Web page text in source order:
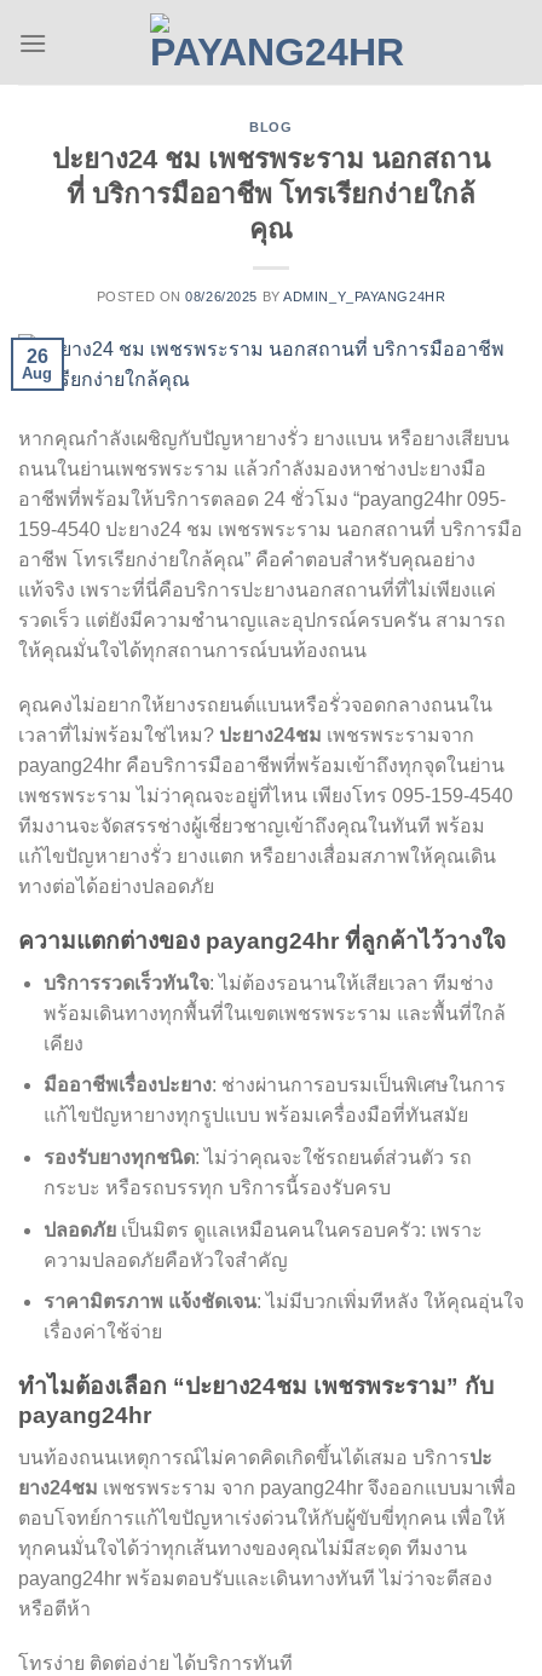
BLOG
ปะยาง24 ชม เพชรพระราม นอกสถาน
ที่ บริการมืออาชีพ โทรเรียกง่ายใกล้
คุณ
POSTED ON08/26/2025 BYADMIN_Y_PAYANG24HR
26
Aug
หากคุณกำลังเผชิญกับปัญหายางรั่ว ยางแบน หรือยางเสียบน
ถนนในย่านเพชรพระราม แล้วกำลังมองหาช่างปะยางมือ
อาชีพที่พร้อมให้บริการตลอด 24 ชั่วโมง “payang24hr 095-
159-4540 ปะยาง24 ชม เพชรพระราม นอกสถานที่ บริการมือ
อาชีพ โทรเรียกง่ายใกล้คุณ” คือคำตอบสำหรับคุณอย่าง
แท้จริง เพราะที่นี่คือบริการปะยางนอกสถานที่ที่ไม่เพียงแค่
รวดเร็ว แต่ยังมีความชำนาญและอุปกรณ์ครบครัน สามารถ
ให้คุณมั่นใจได้ทุกสถานการณ์บนท้องถนน
คุณคงไม่อยากให้ยางรถยนต์แบนหรือรั่วจอดกลางถนนใน
เวลาที่ไม่พร้อมใช่ไหม? ปะยาง24ชม เพชรพระรามจาก
payang24hr คือบริการมืออาชีพที่พร้อมเข้าถึงทุกจุดในย่าน
เพชรพระราม ไม่ว่าคุณจะอยู่ที่ไหน เพียงโทร 095-159-4540
ทีมงานจะจัดสรรช่างผู้เชี่ยวชาญเข้าถึงคุณในทันที พร้อม
แก้ไขปัญหายางรั่ว ยางแตก หรือยางเสื่อมสภาพให้คุณเดิน
ทางต่อได้อย่างปลอดภัย
ความแตกต่างของ payang24hr ที่ลูกค้าไว้วางใจ
บริการรวดเร็วทันใจ: ไม่ต้องรอนานให้เสียเวลา ทีมช่าง
พร้อมเดินทางทุกพื้นที่ในเขตเพชรพระราม และพื้นที่ใกล้
เคียง
มืออาชีพเรื่องปะยาง: ช่างผ่านการอบรมเป็นพิเศษในการ
แก้ไขปัญหายางทุกรูปแบบ พร้อมเครื่องมือที่ทันสมัย
รองรับยางทุกชนิด: ไม่ว่าคุณจะใช้รถยนต์ส่วนตัว รถ
กระบะ หรือรถบรรทุก บริการนี้รองรับครบ
ปลอดภัยเป็นมิตร ดูแลเหมือนคนในครอบครัว: เพราะ
ความปลอดภัยคือหัวใจสำคัญ
ราคามิตรภาพ แจ้งชัดเจน: ไม่มีบวกเพิ่มทีหลัง ให้คุณอุ่นใจ
เรื่องค่าใช้จ่าย
ทำไมต้องเลือก “ปะยาง24ชม เพชรพระราม” กับ
payang24hr
บนท้องถนนเหตุการณ์ไม่คาดคิดเกิดขึ้นได้เสมอ บริการปะ
ยาง24ชม เพชรพระราม จาก payang24hr จึงออกแบบมาเพื่อ
ตอบโจทย์การแก้ไขปัญหาเร่งด่วนให้กับผู้ขับขี่ทุกคน เพื่อให้
ทุกคนมั่นใจได้ว่าทุกเส้นทางของคุณไม่มีสะดุด ทีมงาน
payang24hr พร้อมตอบรับและเดินทางทันที ไม่ว่าจะตีสอง
หรือตีห้า
โทรง่าย ติดต่อง่าย ได้บริการทันที